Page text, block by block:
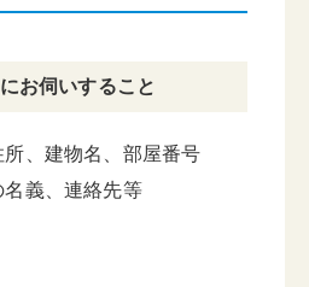
お伺いすること
所、建物名、部屋番号
義、連絡先等